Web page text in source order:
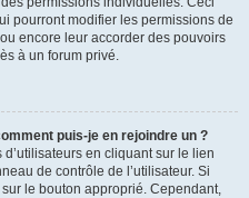
pourront modifier les permissions de
encore leur accorder des pouvoirs
à un forum privé.
puis-je en rejoindre un ?
en cliquant sur le lien
de contrôle de l’utilisateur. Si
le bouton approprié. Cependant,